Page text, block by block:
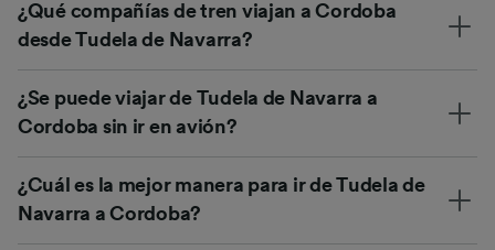
¿Qué compañías de tren viajan a Cordoba
desde Tudela de Navarra?
¿Se puede viajar de Tudela de Navarra a
Cordoba sin ir en avión?
¿Cuál es la mejor manera para ir de Tudela de
Navarra a Cordoba?